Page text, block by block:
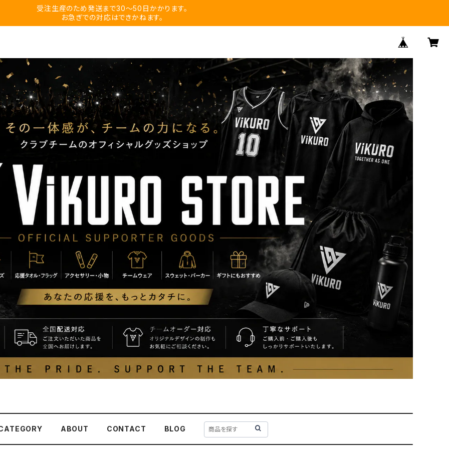
受注生産のため発送まで30〜50日かかります。
お急ぎでの対応はできかねます。
ABOUT CONTACT BLOG